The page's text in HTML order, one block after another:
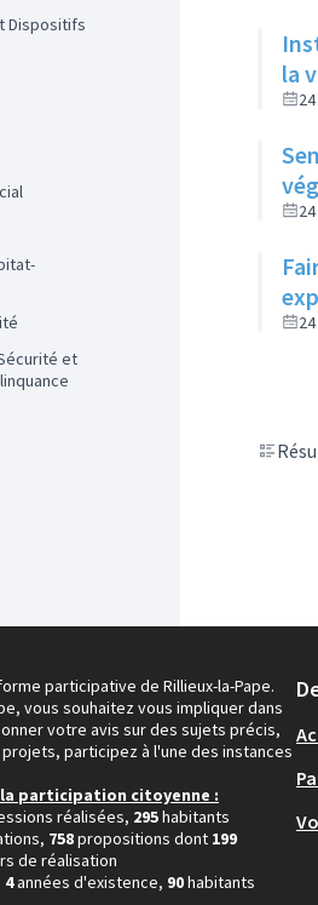
la
participative de Rillieux-la-Pape.
vous souhaitez vous impliquer dans
votre avis sur des sujets précis,
participez à l'une des instances
participation citoyenne :
réalisées, 295habitants
758propositions dont 199
de réalisation
4années d'existence, 90habitants